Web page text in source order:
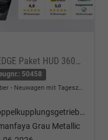
Business 1.5eTSI DSG BusinessP. EDGE Paket HUD 360Cam- DIGITAL DRIVE - INTELLIGENT L Gepäcktrennnetz
50458
Neuwagen mit Tageszulassung
Doppelkupplungsgetriebe (DSG)
Grau Metallic